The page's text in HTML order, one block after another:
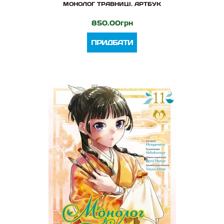
МОНОЛОГ ТРАВНИЦІ. АРТБУК
850.00грн
ПРИДБАТИ